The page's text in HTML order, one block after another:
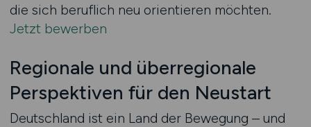
die sich beruflich neu orientieren möchten.
Jetzt bewerben
Regionale und überregionale
Perspektiven für den Neustart
Deutschland ist ein Land der Bewegung – und